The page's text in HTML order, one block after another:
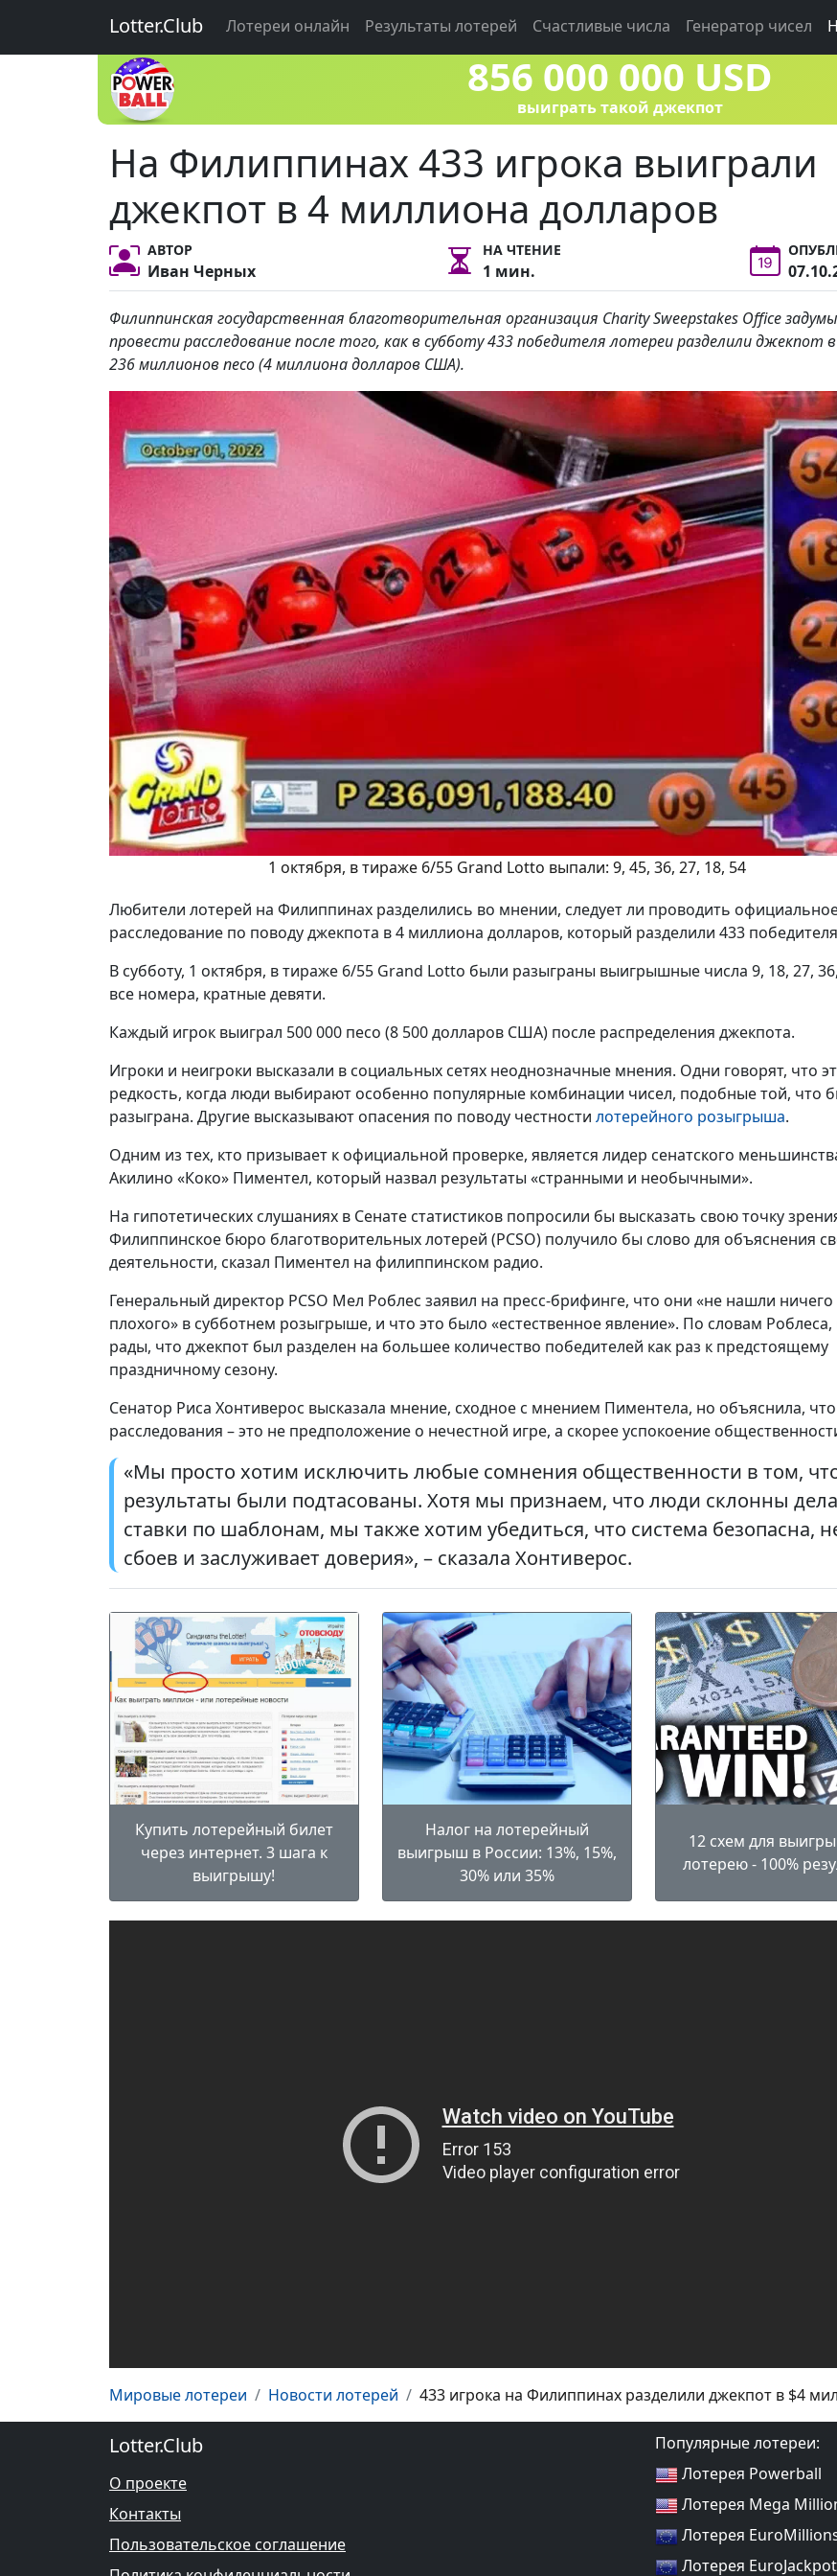
Lotter.Club Лотереи онлайн Результаты лотерей Счастливые числа Генератор чисел
856 000 000 USD
выиграть такой джекпот
На Филиппинах 433 игрока выиграли
джекпот в 4 миллиона долларов
АВТОР
Иван Черных
НА ЧТЕНИЕ
1 мин.
Филиппинская государственная благотворительная организация Charity Sweepstakes Office
провести расследование после того, как в субботу 433 победителя лотереи разделили джекпот
236 миллионов песо (4 миллиона долларов США).
1 октября, в тираже 6/55 Grand Lotto выпали: 9, 45, 36, 27, 18, 54
Любители лотерей на Филиппинах разделились во мнении, следует ли проводить
расследование по поводу джекпота в 4 миллиона долларов, который разделили 433
В субботу, 1 октября, в тираже 6/55 Grand Lotto были разыграны выигрышные числа 9, 18, 27,
все номера, кратные девяти.
Каждый игрок выиграл 500 000 песо (8 500 долларов США) после распределения джекпота.
Игроки и неигроки высказали в социальных сетях неоднозначные мнения. Одни говорят, что
редкость, когда люди выбирают особенно популярные комбинации чисел, подобные той, что
разыграна. Другие высказывают опасения по поводу честности лотерейного розыгрыша.
Одним из тех, кто призывает к официальной проверке, является лидер сенатского
Акилино «Коко» Пиментел, который назвал результаты «странными и необычными».
На гипотетических слушаниях в Сенате статистиков попросили бы высказать свою точку
Филиппинское бюро благотворительных лотерей (PCSO) получило бы слово для объяснения
деятельности, сказал Пиментел на филиппинском радио.
Генеральный директор PCSO Мел Роблес заявил на пресс-брифинге, что они «не нашли ничего
плохого» в субботнем розыгрыше, и что это было «естественное явление». По словам
рады, что джекпот был разделен на большее количество победителей как раз к предстоящему
праздничному сезону.
Сенатор Риса Хонтиверос высказала мнение, сходное с мнением Пиментела, но объяснила,
расследования – это не предположение о нечестной игре, а скорее успокоение
«Мы просто хотим исключить любые сомнения общественности в том,
результаты были подтасованы. Хотя мы признаем, что люди склонны
ставки по шаблонам, мы также хотим убедиться, что система безопасна,
сбоев и заслуживает доверия», – сказала Хонтиверос.
Купить лотерейный билет
через интернет. 3 шага к
выигрышу!
Налог на лотерейный
выигрыш в России: 13%, 15%,
30% или 35%
12 схем для
лотерею - 100%
Мировые лотереи Новости лотерей 433 игрока на Филиппинах разделили джекпот в $4
Lotter.Club
О проекте
Контакты
Пользовательское соглашение
Популярные лотереи:
Лотерея Powerball
Лотерея Mega
Лотерея
Лотерея EuroJackpot